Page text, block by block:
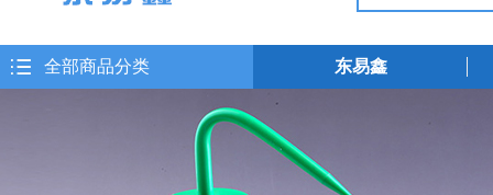
全部商品分类 东易鑫